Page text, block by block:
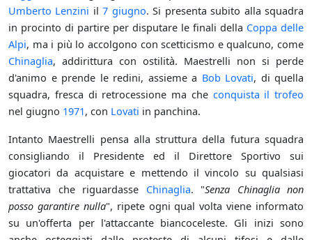
Umberto Lenzini il7 giugno. Si presenta subito alla squadra
in procinto di partire per disputare le finali della Coppa delle
Alpi, ma i più lo accolgono con scetticismo e qualcuno, come
Chinaglia, addirittura con ostilità. Maestrelli non si perde
d'animo e prende le redini, assieme a Bob Lovati, di quella
squadra, fresca di retrocessione ma che conquista il trofeo
nel giugno 1971, con Lovati in panchina.
Intanto Maestrelli pensa alla struttura della futura squadra
consigliando il Presidente ed il Direttore Sportivo sui
giocatori da acquistare e mettendo il vincolo su qualsiasi
trattativa che riguardasse Chinaglia. "Senza Chinaglia non
posso garantire nulla", ripete ogni qual volta viene informato
su un'offerta per l'attaccante biancoceleste. Gli inizi sono